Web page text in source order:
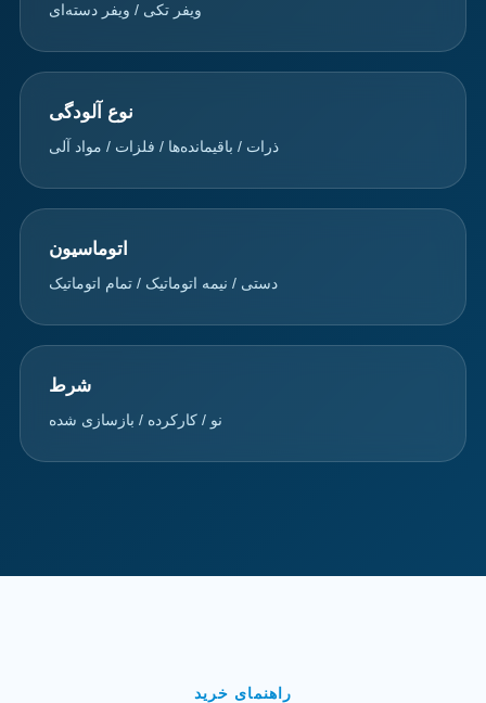
ویفر تکی / ویفر دسته‌ای
نوع آلودگی
ذرات / باقیمانده‌ها / فلزات / مواد آلی
اتوماسیون
دستی / نیمه اتوماتیک / تمام اتوماتیک
شرط
نو / کارکرده / بازسازی شده
راهنمای خرید